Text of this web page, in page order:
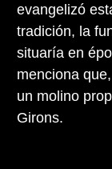
evangelizó
tradición, la
situaría en
menciona
un molino
Girons.